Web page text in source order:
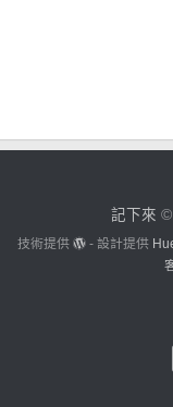
記下來 ©
技術提供 - 設計提供